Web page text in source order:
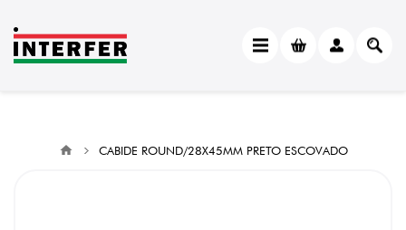
CABIDE ROUND/28X45MM PRETO ESCOVADO